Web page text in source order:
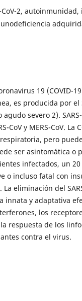
CoV-2,
19 (COVID-
es producida por el
severo 2).
CoV y MERS-CoV. La
pero
ser asintomática o
infectados, un
o incluso fatal con
eliminación del
innata y adaptativa
los
respuesta de los
contra el virus.